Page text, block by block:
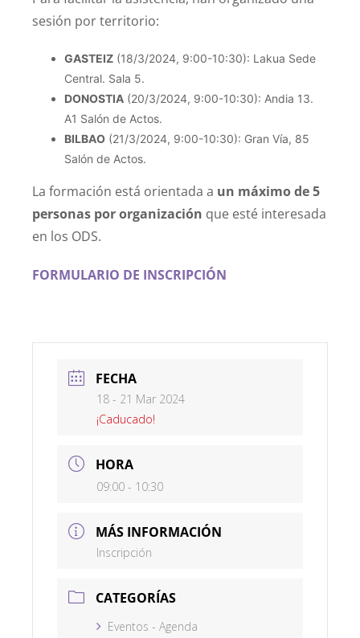
sesión por territorio:
GASTEIZ (18/3/2024, 9:00-10:30): Lakua Sede
Central. Sala 5.
DONOSTIA (20/3/2024, 9:00-10:30): Andia 13.
A1 Salón de Actos.
BILBAO (21/3/2024, 9:00-10:30): Gran Vía, 85
Salón de Actos.
La formación está orientada a un máximo de 5
personas por organización que esté interesada
en los ODS.
FORMULARIO DE INSCRIPCIÓN
FECHA
18 - 21 Mar 2024
¡Caducado!
HORA
09:00 - 10:30
MÁS INFORMACIÓN
Inscripción
CATEGORÍAS
Eventos - Agenda